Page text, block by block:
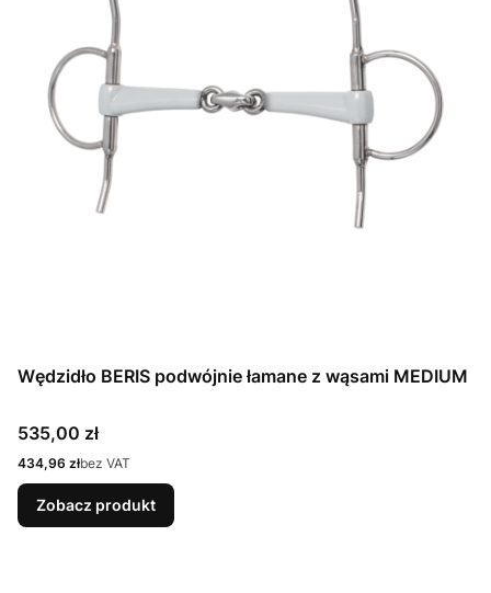
Wędzidło BERIS podwójnie łamane z wąsami MEDIUM
Cena
535,00 zł
Cena
434,96 złbez VAT
Zobacz produkt